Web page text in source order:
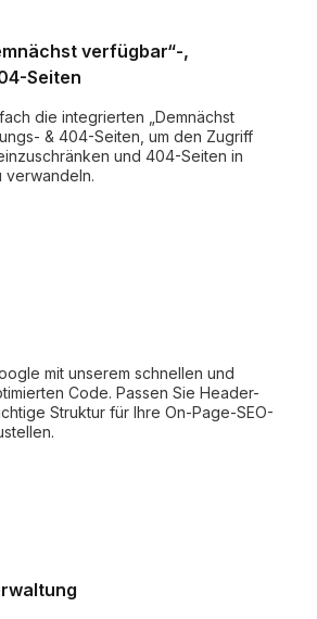
verfügbar“-,
Seiten
die integrierten „Demnächst
& 404-Seiten, um den Zugriff
und 404-Seiten in
verwandeln.
mit unserem schnellen und
Code. Passen Sie Header-
Struktur für Ihre On-Page-SEO-